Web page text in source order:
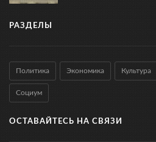
РАЗДЕЛЫ
Политика Экономика Культура
Социум
ОСТАВАЙТЕСЬ НА СВЯЗИ